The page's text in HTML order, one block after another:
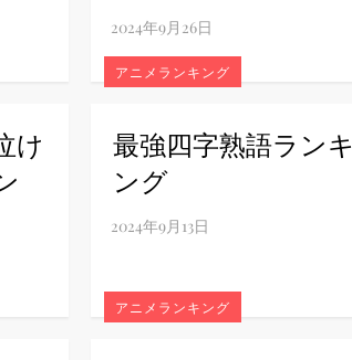
け
アニメランキング
最強四字熟語ランキ
ング
アニメランキング
場する韓国映画。